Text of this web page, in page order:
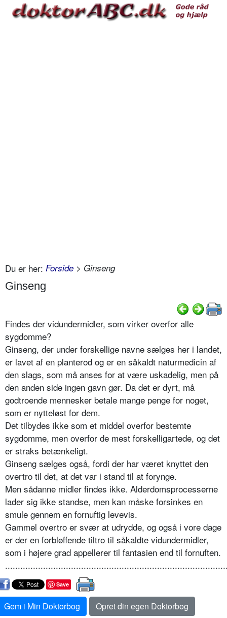
Du er her: Forside > Ginseng
Ginseng
Findes der vidundermidler, som virker overfor alle
sygdomme?
Ginseng, der under forskellige navne sælges her i landet,
er lavet af en planterod og er en såkaldt naturmedicin af
den slags, som må anses for at være uskadelig, men på
den anden side ingen gavn gør. Da det er dyrt, må
godtroende mennesker betale mange penge for noget,
som er nytteløst for dem.
Det tilbydes ikke som et middel overfor bestemte
sygdomme, men overfor de mest forskelligartede, og det
er straks betænkeligt.
Ginseng sælges også, fordi der har været knyttet den
overtro til det, at det var i stand til at forynge.
Men sådanne midler findes ikke. Alderdomsprocesserne
lader sig ikke standse, men kan måske forsinkes en
smule gennem en fornuftig levevis.
Gammel overtro er svær at udrydde, og også i vore dage
er der en forbløffende tiltro til såkaldte vidundermidler,
som i højere grad appellerer til fantasien end til fornuften.
Save
Gem i Min Doktorbog
Opret din egen Doktorbog